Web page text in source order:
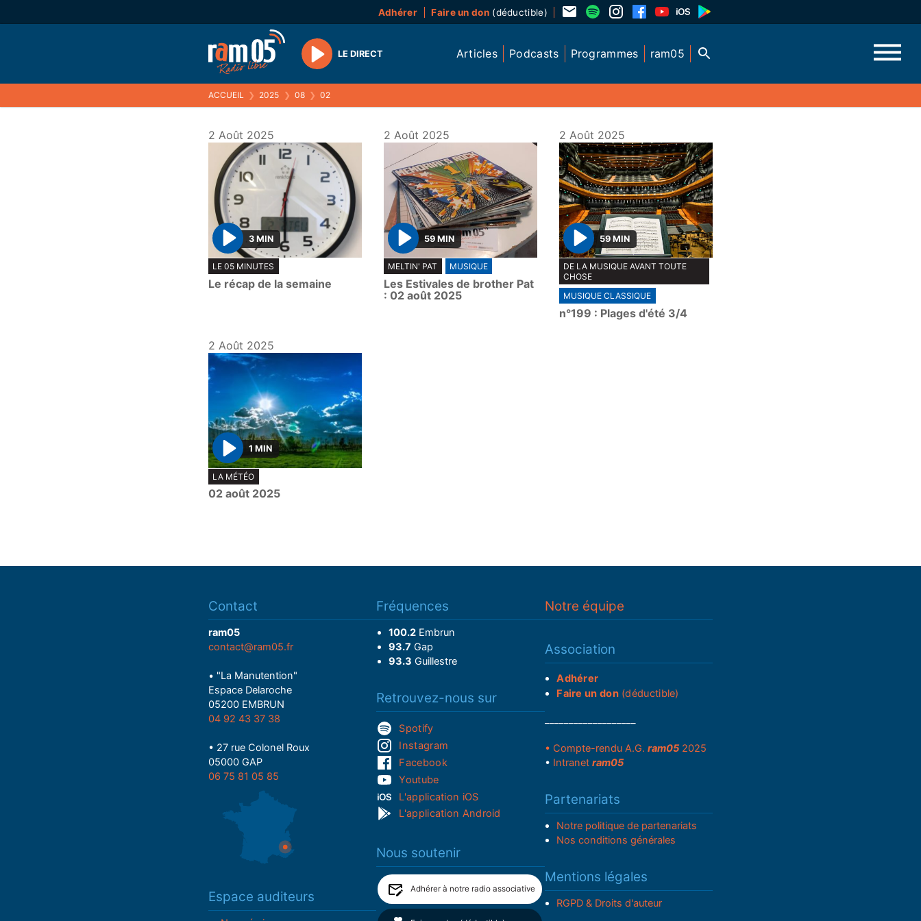
Adhérer Faire un don(déductible)
Play
LE DIRECT Articles Podcasts Programmes ram05
ACCUEIL ❯ 2025 ❯ 08 ❯ 02
2 Août 2025
P
l
a
3 MIN
LE 05 MINUTES
Le récap de la semaine
2 Août 2025
P
l
a
y
59 MIN
MELTIN' PAT MUSIQUE
Les Estivales de brother Pat
: 02 août 2025
2 Août 2025
P
l
a
y
59 MIN
DE LA MUSIQUE AVANT TOUTE
CHOSE
MUSIQUE CLASSIQUE
n°199 : Plages d'été 3/4
2 Août 2025
P
l
a
1 MIN
LA MÉTÉO
02 août 2025
Contact
ram05
contact@ram05.fr
• "La Manutention"
Espace Delaroche
05200 EMBRUN
04 92 43 37 38
• 27 rue Colonel Roux
05000 GAP
06 75 81 05 85
Espace auditeurs
Fréquences
100.2Embrun
93.7 Gap
93.3 Guillestre
Retrouvez-nous sur
Spotify
Instagram
Facebook
Youtube
L'application iOS
L'application Android
Nous soutenir
Adhérer à notre radio associative
Notre équipe
Association
Adhérer
Faire un don(déductible)
• Compte-rendu A.G. ram052025
• Intranet ram05
Partenariats
Notre politique de partenariats
Nos conditions générales
Mentions légales
RGPD & Droits d'auteur